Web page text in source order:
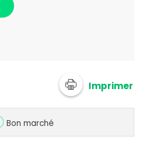
Imprimer
Bon marché